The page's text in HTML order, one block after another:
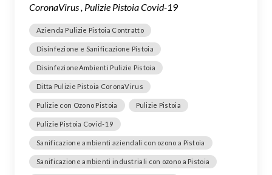
CoronaVirus , Pulizie Pistoia Covid-19
Azienda Pulizie Pistoia Contratto
Disinfezione e Sanificazione Pistoia
DisinfezioneAmbienti Pulizie Pistoia
Ditta Pulizie Pistoia CoronaVirus
Pulizie con Ozono Pistoia Pulizie Pistoia
Pulizie Pistoia Covid-19
Sanificazione ambienti aziendali con ozono a Pistoia
Sanificazione ambienti industriali con ozono a Pistoia